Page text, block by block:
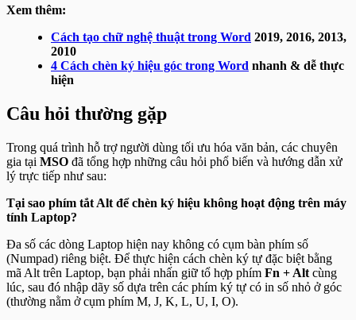
Xem thêm:
Cách tạo chữ nghệ thuật trong Word 2019, 2016, 2013,
2010
4 Cách chèn ký hiệu góc trong Word nhanh & dễ thực
hiện
Câu hỏi thường gặp
Trong quá trình hỗ trợ người dùng tối ưu hóa văn bản, các chuyên
gia tại MSO đã tổng hợp những câu hỏi phổ biến và hướng dẫn xử
lý trực tiếp như sau:
Tại sao phím tắt Alt để chèn ký hiệu không hoạt động trên máy
tính Laptop?
Đa số các dòng Laptop hiện nay không có cụm bàn phím số
(Numpad) riêng biệt. Để thực hiện cách chèn ký tự đặc biệt bằng
mã Alt trên Laptop, bạn phải nhấn giữ tổ hợp phím Fn + Alt cùng
lúc, sau đó nhập dãy số dựa trên các phím ký tự có in số nhỏ ở góc
(thường nằm ở cụm phím M, J, K, L, U, I, O).